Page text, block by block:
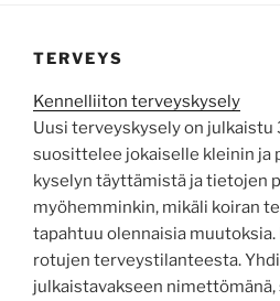
TERVEYS
Kennelliiton terveyskysely
Uusi terveyskysely on julkaistu
suosittelee jokaiselle kleinin ja
kyselyn täyttämistä ja tietojen
myöhemminkin, mikäli koiran
tapahtuu olennaisia
rotujen terveystilanteesta.
julkaistavakseen